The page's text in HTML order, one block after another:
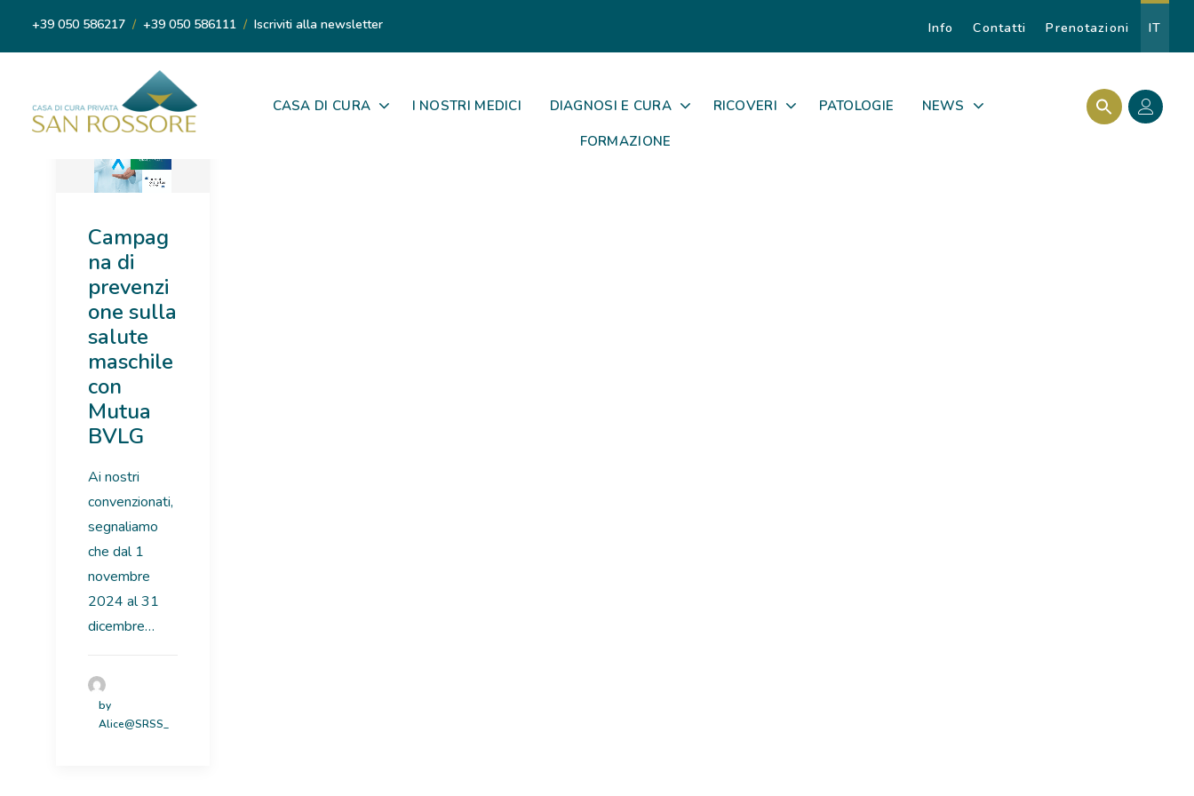
+39 050 586217 / +39 050 586111 / Iscriviti alla newsletter Info Contatti Prenotazioni IT
CASA DI CURA I NOSTRI MEDICI DIAGNOSI E CURA RICOVERI PATOLOGIE
NEWS
FORMAZIONE
Search for:
Search
Campag
na di
prevenzi
one sulla
salute
maschile
con
Mutua
BVLG
Ai nostri
convenzionati,
segnaliamo
che dal 1
novembre
2024 al 31
dicembre…
by
Alice@SRSS_